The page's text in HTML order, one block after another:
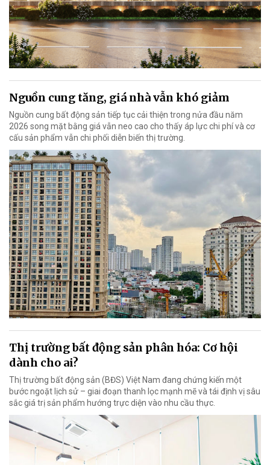
Nguồn cung tăng, giá nhà vẫn khó giảm
Nguồn cung bất động sản tiếp tục cải thiện trong nửa đầu năm
2026 song mặt bằng giá vẫn neo cao cho thấy áp lực chi phí và cơ
cấu sản phẩm vẫn chi phối diễn biến thị trường.
Thị trường bất động sản phân hóa: Cơ hội
dành cho ai?
Thị trường bất động sản (BĐS) Việt Nam đang chứng kiến một
bước ngoặt lịch sử – giai đoạn thanh lọc mạnh mẽ và tái định vị sâu
sắc giá trị sản phẩm hướng trực diện vào nhu cầu thực.